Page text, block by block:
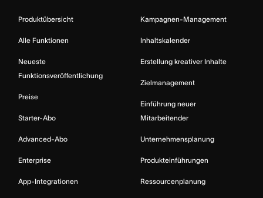
Produktübersicht
Alle Funktionen
Neueste
Funktionsveröffentlichung
Preise
Starter-Abo
Advanced-Abo
Enterprise
App-Integrationen
Kampagnen-Management
Inhaltskalender
Erstellung kreativer Inhalte
Zielmanagement
Einführung neuer
Mitarbeitender
Unternehmensplanung
Produkteinführungen
Ressourcenplanung